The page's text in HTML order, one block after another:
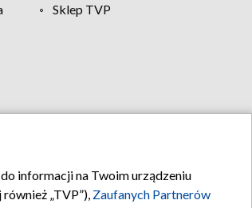
Sklep TVP
informacji na Twoim urządzeniu
„TVP”), Zaufanych Partnerów